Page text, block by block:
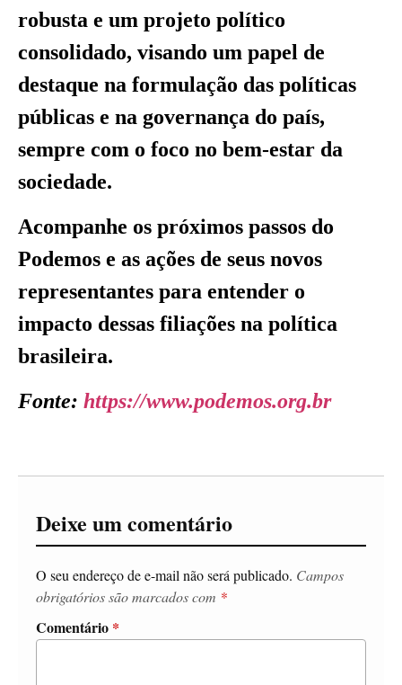
robusta e um projeto político
consolidado, visando um papel de
destaque na formulação das políticas
públicas e na governança do país,
sempre com o foco no bem-estar da
sociedade.
Acompanhe os próximos passos do
Podemos e as ações de seus novos
representantes para entender o
impacto dessas filiações na política
brasileira.
Fonte: https://www.podemos.org.br
Deixe um comentário
O seu endereço de e-mail não será publicado. Campos
obrigatórios são marcados com *
Comentário *